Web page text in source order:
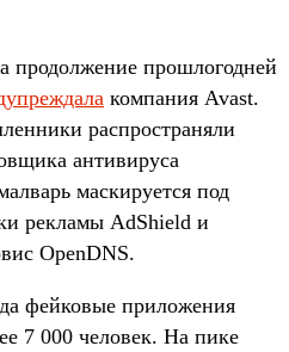
продолжение прошлогодней
компания Avast.
распространяли
антивируса
маскируется под
рекламы AdShield и
OpenDNS.
фейковые приложения
7 000 человек. На пике